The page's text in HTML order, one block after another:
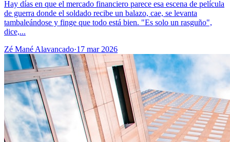
Hay días en que el mercado financiero parece esa escena de película
de guerra donde el soldado recibe un balazo, cae, se levanta
tambaleándose y finge que todo está bien. "Es solo un rasguño",
dice,...
Zé Mané Alavancado·17 mar 2026